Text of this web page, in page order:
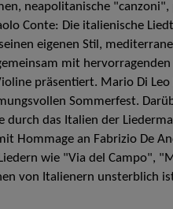
neapolitanische
Conte: Die italienische
eigenen Stil,
mit
präsentiert. Mario Di
Sommerfest.
durch das Italien der
Hommage an Fabrizio De
wie "Via del Campo",
von Italienern unsterblich